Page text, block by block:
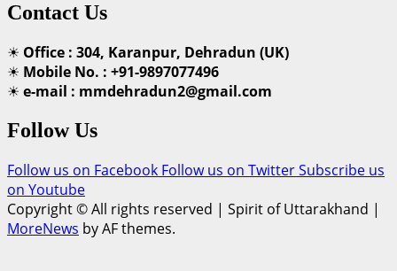
Contact Us
☀ Office : 304, Karanpur, Dehradun (UK)
☀ Mobile No. : +91-9897077496
☀ e-mail : mmdehradun2@gmail.com
Follow Us
Follow us on Facebook Follow us on TwitterSubscribe us
on Youtube
Copyright © All rights reserved | Spirit of Uttarakhand |
MoreNews by AF themes.